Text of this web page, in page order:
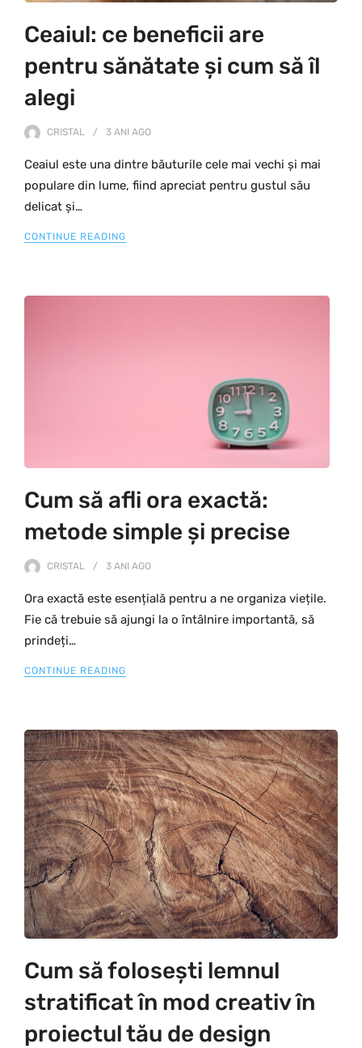
Ceaiul: ce beneficii are
pentru sănătate și cum să îl
alegi
CRISTAL 3 ANI AGO
Ceaiul este una dintre băuturile cele mai vechi și mai
populare din lume, fiind apreciat pentru gustul său
delicat și…
CONTINUE READING
Cum să afli ora exactă:
metode simple și precise
CRISTAL 3 ANI AGO
Ora exactă este esențială pentru a ne organiza viețile.
Fie că trebuie să ajungi la o întâlnire importantă, să
prindeți…
CONTINUE READING
Cum să folosești lemnul
stratificat în mod creativ în
proiectul tău de design